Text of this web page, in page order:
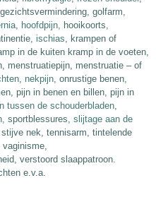
golfarm,
, hoofdpijn, hooikoorts,
ischias, krampen of
in de kuiten kramp in de voeten,
menstruatiepijn, menstruatie – of
, nekpijn, onrustige benen,
pijn in benen en billen, pijn in
tussen de schouderbladen,
sportblessures, slijtage aan de
stijve nek, tennisarm, tintelende
vaginisme,
verstoord slaappatroon.
e.v.a.